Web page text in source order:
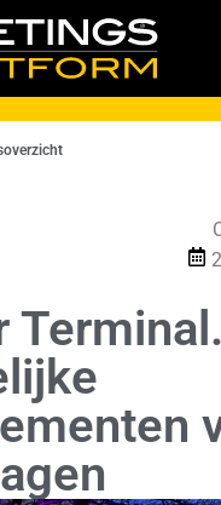
Terminal.